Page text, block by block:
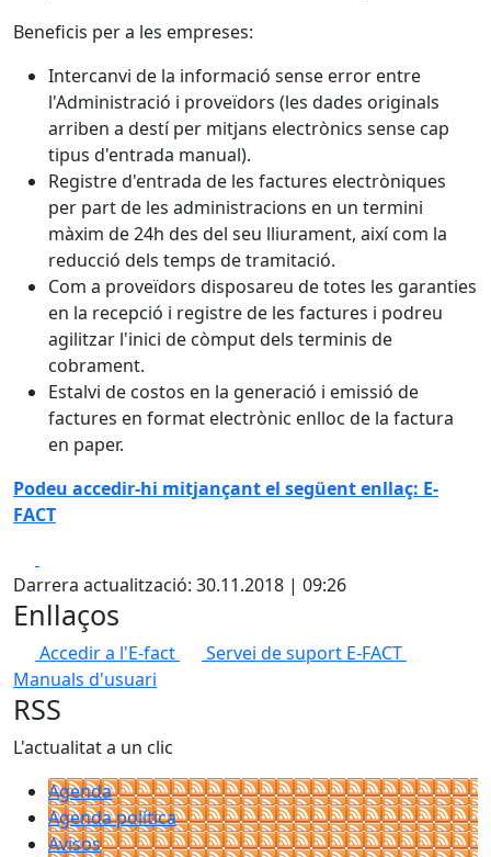
Beneficis per a les empreses:
Intercanvi de la informació sense error entre
l'Administració i proveïdors (les dades originals
arriben a destí per mitjans electrònics sense cap
tipus d'entrada manual).
Registre d'entrada de les factures electròniques
per part de les administracions en un termini
màxim de 24h des del seu lliurament, així com la
reducció dels temps de tramitació.
Com a proveïdors disposareu de totes les garanties
en la recepció i registre de les factures i podreu
agilitzar l'inici de còmput dels terminis de
cobrament.
Estalvi de costos en la generació i emissió de
factures en format electrònic enlloc de la factura
en paper.
Podeu accedir-hi mitjançant el següent enllaç: E-
FACT
Darrera actualització: 30.11.2018 | 09:26
Enllaços
Accedir a l'E-fact
Servei de suport E-FACT
Manuals d'usuari
RSS
L'actualitat a un clic
Agenda
Agenda política
Avisos